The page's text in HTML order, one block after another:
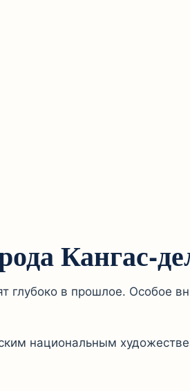
Кангас-
глубоко в прошлое. Особое
национальным